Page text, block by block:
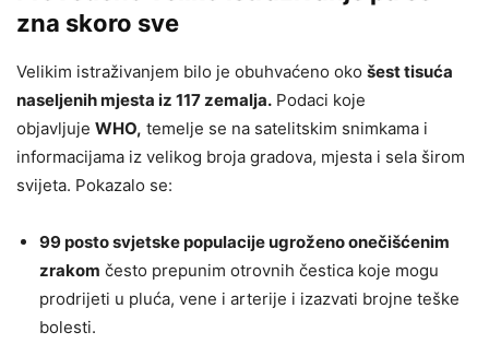
zna skoro sve
Velikim istraživanjem bilo je obuhvaćeno oko šest tisuća
naseljenih mjesta iz 117 zemalja. Podaci koje
objavljuje WHO, temelje se na satelitskim snimkama i
informacijama iz velikog broja gradova, mjesta i sela širom
svijeta. Pokazalo se:
99 posto svjetske populacije ugroženo onečišćenim
zrakom često prepunim otrovnih čestica koje mogu
prodrijeti u pluća, vene i arterije i izazvati brojne teške
bolesti.